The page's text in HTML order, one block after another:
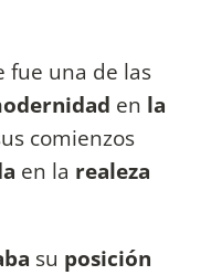
fue una de las
en la
comienzos
en la realeza
su posición